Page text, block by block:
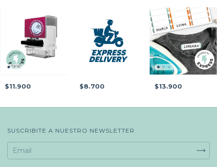
$11.900 $8.700 $13.900
SUSCRIBITE A NUESTRO NEWSLETTER